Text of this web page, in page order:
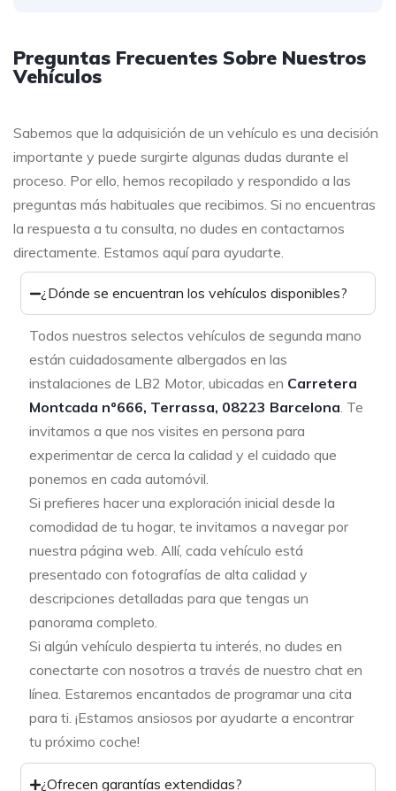
Preguntas Frecuentes Sobre Nuestros
Vehículos
Sabemos que la adquisición de un vehículo es una decisión
importante y puede surgirte algunas dudas durante el
proceso. Por ello, hemos recopilado y respondido a las
preguntas más habituales que recibimos. Si no encuentras
la respuesta a tu consulta, no dudes en contactarnos
directamente. Estamos aquí para ayudarte.
¿Dónde se encuentran los vehículos disponibles?
Todos nuestros selectos vehículos de segunda mano
están cuidadosamente albergados en las
instalaciones de LB2 Motor, ubicadas en Carretera
Montcada nº666, Terrassa, 08223 Barcelona. Te
invitamos a que nos visites en persona para
experimentar de cerca la calidad y el cuidado que
ponemos en cada automóvil.
Si prefieres hacer una exploración inicial desde la
comodidad de tu hogar, te invitamos a navegar por
nuestra página web. Allí, cada vehículo está
presentado con fotografías de alta calidad y
descripciones detalladas para que tengas un
panorama completo.
Si algún vehículo despierta tu interés, no dudes en
conectarte con nosotros a través de nuestro chat en
línea. Estaremos encantados de programar una cita
para ti. ¡Estamos ansiosos por ayudarte a encontrar
tu próximo coche!
¿Ofrecen garantías extendidas?